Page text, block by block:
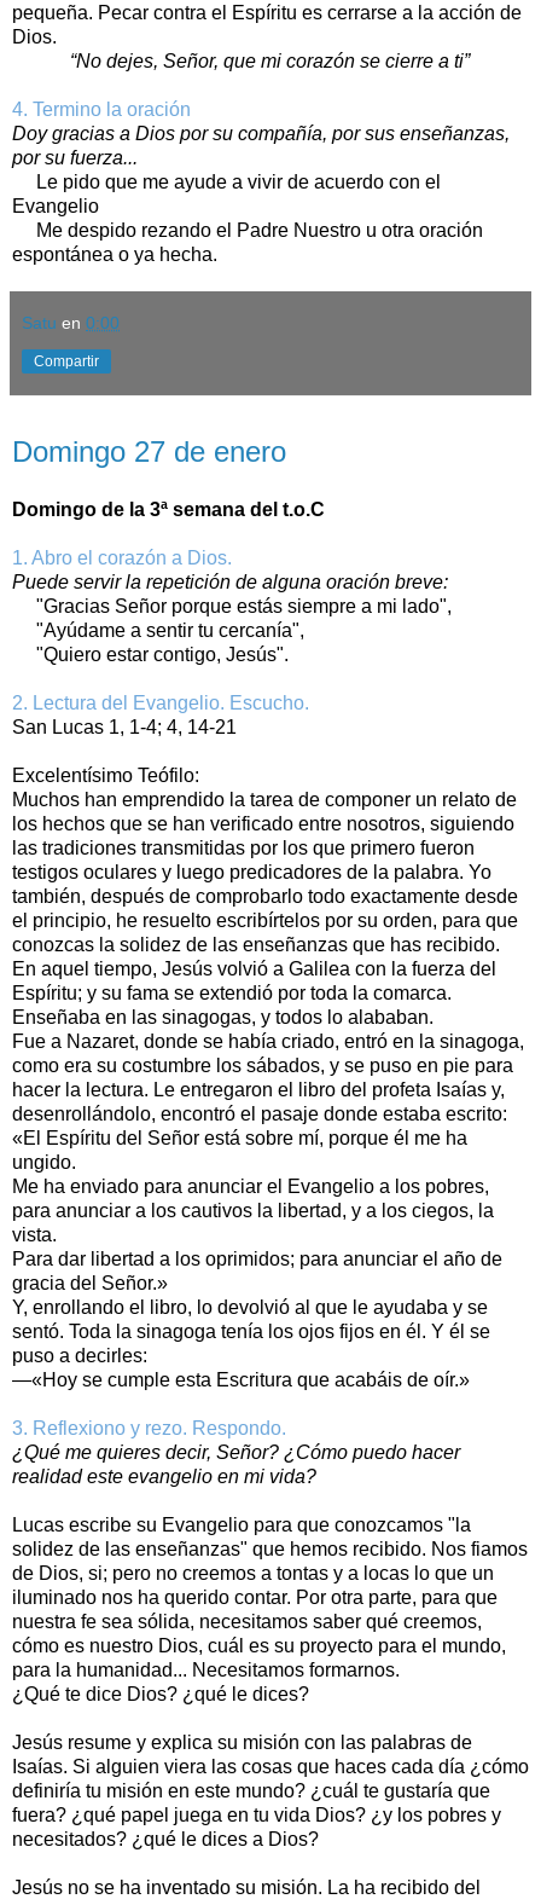
pequeña. Pecar contra el Espíritu es cerrarse a la acción de
Dios.
“No dejes, Señor, que mi corazón se cierre a ti”
4. Termino la oración
Doy gracias a Dios por su compañía, por sus enseñanzas,
por su fuerza...
Le pido que me ayude a vivir de acuerdo con el
Evangelio
Me despido rezando el Padre Nuestro u otra oración
espontánea o ya hecha.
Satu en 0:00
Compartir
Domingo 27 de enero
Domingo de la 3ª semana del t.o.C
1. Abro el corazón a Dios.
Puede servir la repetición de alguna oración breve:
"Gracias Señor porque estás siempre a mi lado",
"Ayúdame a sentir tu cercanía",
"Quiero estar contigo, Jesús".
2. Lectura del Evangelio. Escucho.
San Lucas 1, 1‑4; 4, 14‑21
Excelentísimo Teófilo:
Muchos han emprendido la tarea de componer un relato de
los hechos que se han verificado entre nosotros, siguiendo
las tradiciones transmitidas por los que primero fueron
testigos oculares y luego predicadores de la palabra. Yo
también, después de comprobarlo todo exactamente desde
el principio, he resuelto escribírtelos por su orden, para que
conozcas la solidez de las enseñanzas que has recibido.
En aquel tiempo, Jesús volvió a Galilea con la fuerza del
Espíritu; y su fama se extendió por toda la comarca.
Enseñaba en las sinagogas, y todos lo alababan.
Fue a Nazaret, donde se había criado, entró en la sinagoga,
como era su costumbre los sábados, y se puso en pie para
hacer la lectura. Le entregaron el libro del profeta Isaías y,
desenrollándolo, encontró el pasaje donde estaba escrito:
«El Espíritu del Señor está sobre mí, porque él me ha
ungido.
Me ha enviado para anunciar el Evangelio a los pobres,
para anunciar a los cautivos la libertad, y a los ciegos, la
vista.
Para dar libertad a los oprimidos; para anunciar el año de
gracia del Señor.»
Y, enrollando el libro, lo devolvió al que le ayudaba y se
sentó. Toda la sinagoga tenía los ojos fijos en él. Y él se
puso a decirles:
—«Hoy se cumple esta Escritura que acabáis de oír.»
3. Reflexiono y rezo. Respondo.
¿Qué me quieres decir, Señor? ¿Cómo puedo hacer
realidad este evangelio en mi vida?
Lucas escribe su Evangelio para que conozcamos "la
solidez de las enseñanzas" que hemos recibido. Nos fiamos
de Dios, si; pero no creemos a tontas y a locas lo que un
iluminado nos ha querido contar. Por otra parte, para que
nuestra fe sea sólida, necesitamos saber qué creemos,
cómo es nuestro Dios, cuál es su proyecto para el mundo,
para la humanidad... Necesitamos formarnos.
¿Qué te dice Dios? ¿qué le dices?
Jesús resume y explica su misión con las palabras de
Isaías. Si alguien viera las cosas que haces cada día ¿cómo
definiría tu misión en este mundo? ¿cuál te gustaría que
fuera? ¿qué papel juega en tu vida Dios? ¿y los pobres y
necesitados? ¿qué le dices a Dios?
Jesús no se ha inventado su misión. La ha recibido del